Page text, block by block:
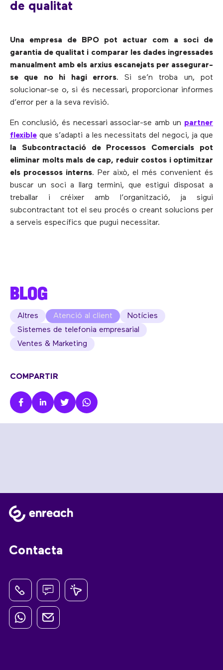
de qualitat
Una empresa de BPO pot actuar com a soci de
garantia de qualitat i comparar les dades ingressades
manualment amb els arxius escanejats per assegurar-
se que no hi hagi errors. Si se’n troba un, pot
solucionar-se o, si és necessari, proporcionar informes
d’error per a la seva revisió.
En conclusió, és necessari associar-se amb un partner
flexible que s’adapti a les necessitats del negoci, ja que
la Subcontractació de Processos Comercials pot
eliminar molts mals de cap, reduir costos i optimitzar
els processos interns. Per això, el més convenient és
buscar un soci a llarg termini, que estigui disposat a
treballar i créixer amb l’organització, ja sigui
subcontractant tot el seu procés o creant solucions per
a serveis específics que pugui necessitar.
BLOG
Altres Atenció al client
Notícies
Sistemes de telefonia empresarial
Ventes & Marketing
COMPARTIR
Contacta